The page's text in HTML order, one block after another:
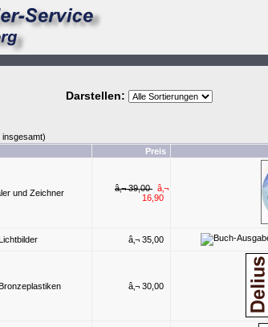
Darstellen:
insgesamt)
Preis
und Zeichner â‚¬ 39,00 â‚¬
16,90
â‚¬ 35,00
â‚¬ 30,00